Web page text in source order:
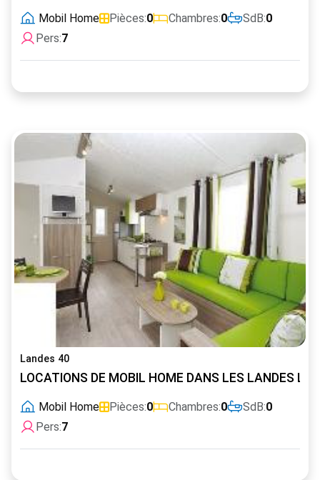
Mobil Home Pièces:0 Chambres:0 SdB:0
Pers:7
Landes 40
LOCATIONS DE MOBIL HOME DANS LES LANDES
Mobil Home Pièces:0 Chambres:0 SdB:0
Pers:7